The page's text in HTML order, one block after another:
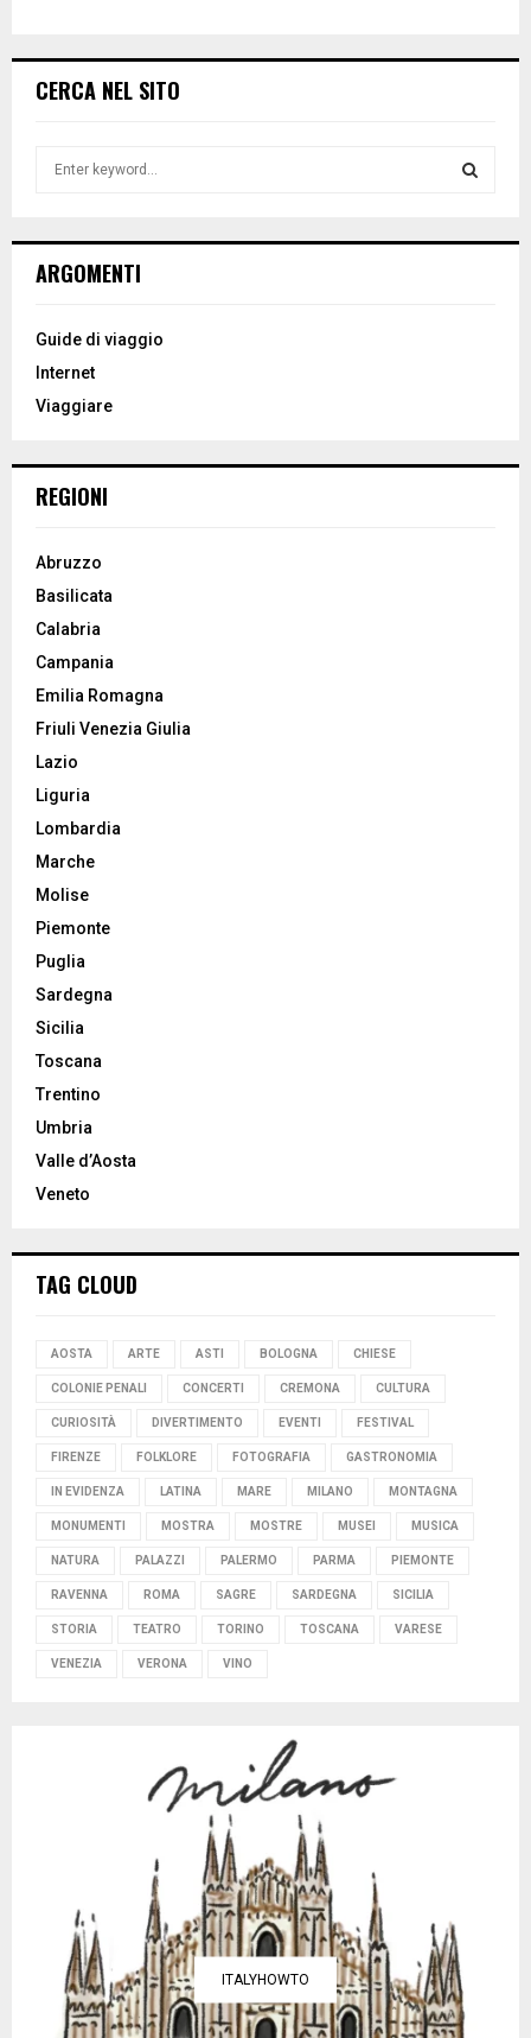
CERCA NEL SITO
h
o
:
ARGOMENTI
Guide di viaggio
Internet
Viaggiare
REGIONI
Abruzzo
Basilicata
Calabria
Campania
Emilia Romagna
Friuli Venezia Giulia
Lazio
Liguria
Lombardia
Marche
Molise
Piemonte
Puglia
Sardegna
Sicilia
Toscana
Trentino
Umbria
Valle d’Aosta
Veneto
TAG CLOUD
AOSTA ARTE ASTI BOLOGNA CHIESE
COLONIE PENALI CONCERTI CREMONA CULTURA
CURIOSITÀ DIVERTIMENTO EVENTI FESTIVAL
FIRENZE FOLKLORE FOTOGRAFIA GASTRONOMIA
IN EVIDENZA LATINA MARE MILANO MONTAGNA
MONUMENTI MOSTRA MOSTRE MUSEI MUSICA
NATURA PALAZZI PALERMO PARMA PIEMONTE
RAVENNA ROMA SAGRE SARDEGNA SICILIA
STORIA TEATRO TORINO TOSCANA VARESE
VENEZIA VERONA VINO
ITALYHOWTO